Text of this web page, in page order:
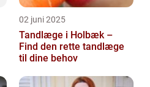
02 juni 2025
Tandlæge i Holbæk –
Find den rette tandlæge
til dine behov